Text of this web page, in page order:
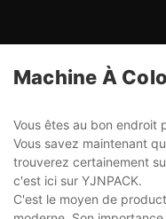
Machine À
Vous êtes au bon endroit
Vous savez maintenant
trouverez certainement
c'est ici sur YJNPACK.
C'est le moyen de